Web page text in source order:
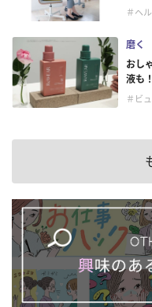
＃ヘ
磨く
おし
液も
＃ビ